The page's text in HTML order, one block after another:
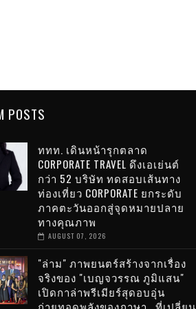
POSTS
ททท. เดินหน้ารุกตลาด
CORPORATE TRAVEL ดึงเอเย่นต์
กว่า 52 บริษัท ทดสอบเส้นทาง
ท่องเที่ยว CORPORATE ยกระดับ
ภาคตะวันออกสู่จุดหมายปลาย
ทางคุณภาพ
AUGUST 07, 2026
"ล่าม" ภาพยนตร์สร้างจากเรื่อง
จริงของ "เบญจวรรณ ภูมิแสน"
เปิดกาล่าพรีเมียร์สุดอบอุ่น